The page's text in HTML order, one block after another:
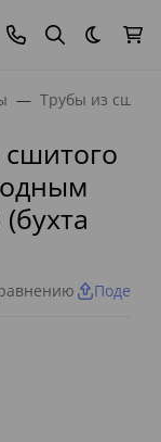
Темная
Трубы из
сшитого